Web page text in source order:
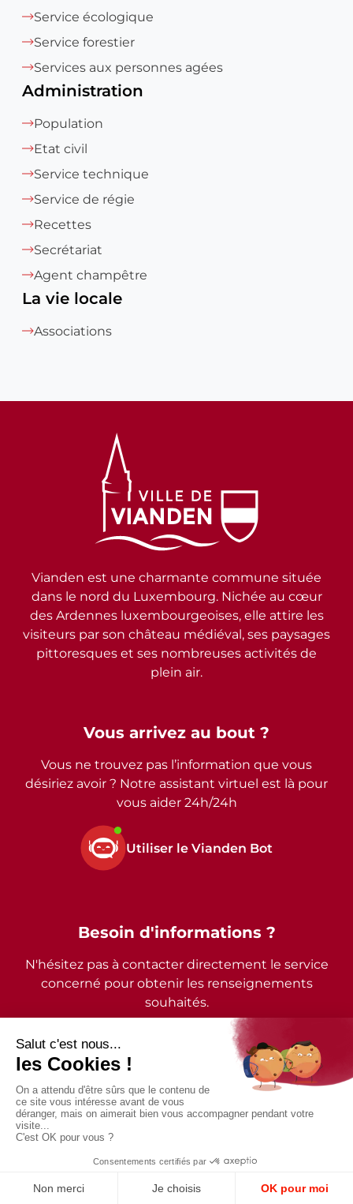
Service écologique
Service forestier
Services aux personnes agées
Administration
Population
Etat civil
Service technique
Service de régie
Recettes
Secrétariat
Agent champêtre
La vie locale
Associations
Vous arrivez au bout ?
Vous ne trouvez pas l’information que vous
désiriez avoir ? Notre assistant virtuel est là pour
vous aider 24h/24h
Utiliser le Vianden Bot
Vianden est une charmante commune située
dans le nord du Luxembourg. Nichée au cœur
des Ardennes luxembourgeoises, elle attire les
visiteurs par son château médiéval, ses paysages
pittoresques et ses nombreuses activités de
plein air.
Besoin d'informations ?
N'hésitez pas à contacter directement le service
concerné pour obtenir les renseignements
souhaités.
2026 - © Commune de Vianden - Tous droits réservés
Politique de confidentialité